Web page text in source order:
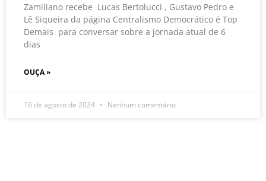
Zamiliano recebe Lucas Bertolucci , Gustavo Pedro e
Lê Siqueira da página Centralismo Democrático é Top
Demais para conversar sobre a jornada atual de 6
dias
OUÇA »
16 de agosto de 2024 Nenhum comentário